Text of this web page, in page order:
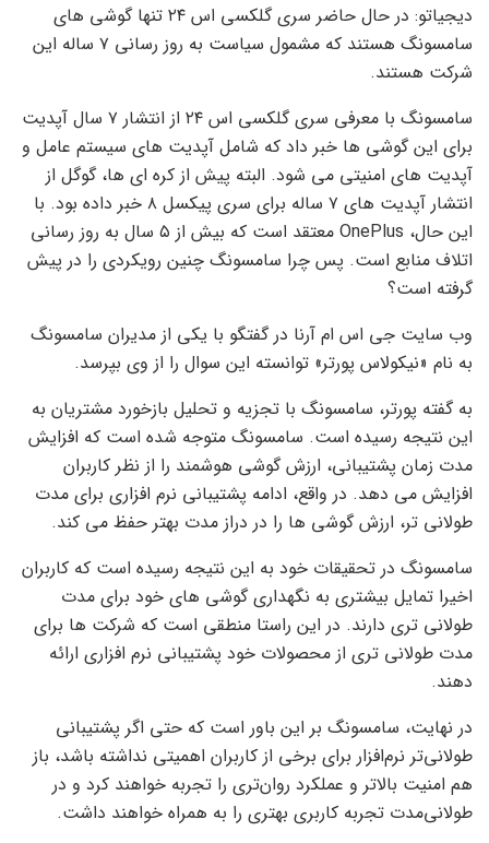
دیجیاتو: در حال حاضر سری گلکسی اس ۲۴ تنها گوشی های
سامسونگ هستند که مشمول سیاست به روز رسانی ۷ ساله این
شرکت هستند.
سامسونگ با معرفی سری گلکسی اس ۲۴ از انتشار ۷ سال آپدیت
برای این گوشی ها خبر داد که شامل آپدیت های سیستم عامل و
آپدیت های امنیتی می شود. البته پیش از کره ای ها، گوگل از
انتشار آپدیت های ۷ ساله برای سری پیکسل ۸ خبر داده بود. با
این حال، OnePlus معتقد است که بیش از ۵ سال به روز رسانی
اتلاف منابع است. پس چرا سامسونگ چنین رویکردی را در پیش
گرفته است؟
وب سایت جی اس ام آرنا در گفتگو با یکی از مدیران سامسونگ
به نام «نیکولاس پورتر» توانسته این سوال را از وی بپرسد.
به گفته پورتر، سامسونگ با تجزیه و تحلیل بازخورد مشتریان به
این نتیجه رسیده است. سامسونگ متوجه شده است که افزایش
مدت زمان پشتیبانی، ارزش گوشی هوشمند را از نظر کاربران
افزایش می دهد. در واقع، ادامه پشتیبانی نرم افزاری برای مدت
طولانی تر، ارزش گوشی ها را در دراز مدت بهتر حفظ می کند.
سامسونگ در تحقیقات خود به این نتیجه رسیده است که کاربران
اخیرا تمایل بیشتری به نگهداری گوشی های خود برای مدت
طولانی تری دارند. در این راستا منطقی است که شرکت ها برای
مدت طولانی تری از محصولات خود پشتیبانی نرم افزاری ارائه
دهند.
در نهایت، سامسونگ بر این باور است که حتی اگر پشتیبانی
طولانی‌تر نرم‌افزار برای برخی از کاربران اهمیتی نداشته باشد، باز
هم امنیت بالاتر و عملکرد روان‌تری را تجربه خواهند کرد و در
طولانی‌مدت تجربه کاربری بهتری را به همراه خواهند داشت.